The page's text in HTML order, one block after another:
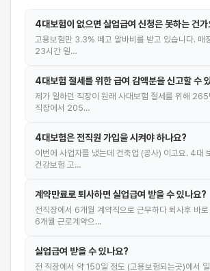
4대보험이 없으면 실업급여 신청은 못하는 건가
고용보험만 3.3% 떼고 알바비를 받고 있습니다. 매
23시간 일…
4대보험 절세를 위한 급여 감액분을 신고할 수
제가 일하던 직장이 원래 사대보험 절세를 위해 265
직장에서 205…
4대보험은 전직원 가입을 시켜야 하나요?
이번에 사업자를 냈는데 건축업 (공사) 이고요. 4대
건강보험 고…
계약만료로 퇴사하면 실업급여 받을 수 있나요?
전직장에서 6개월 계약직으로 근무하다 퇴사후 바로
6개월 근로계약으…
실업급여 받을 수 있나요?
전 직장에서 약 150일 정도 (고용보험되는곳)에서